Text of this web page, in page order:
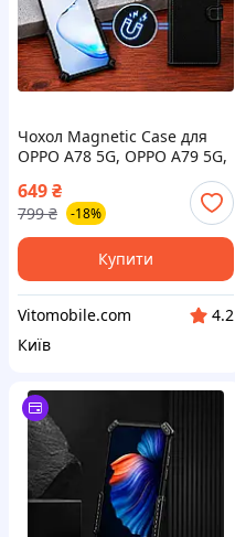
Чохол Magnetic Case для
OPPO A78 5G, OPPO A79 5G,
649₴
799 ₴ -18%
Купити
Vitomobile.com
4.2
Київ